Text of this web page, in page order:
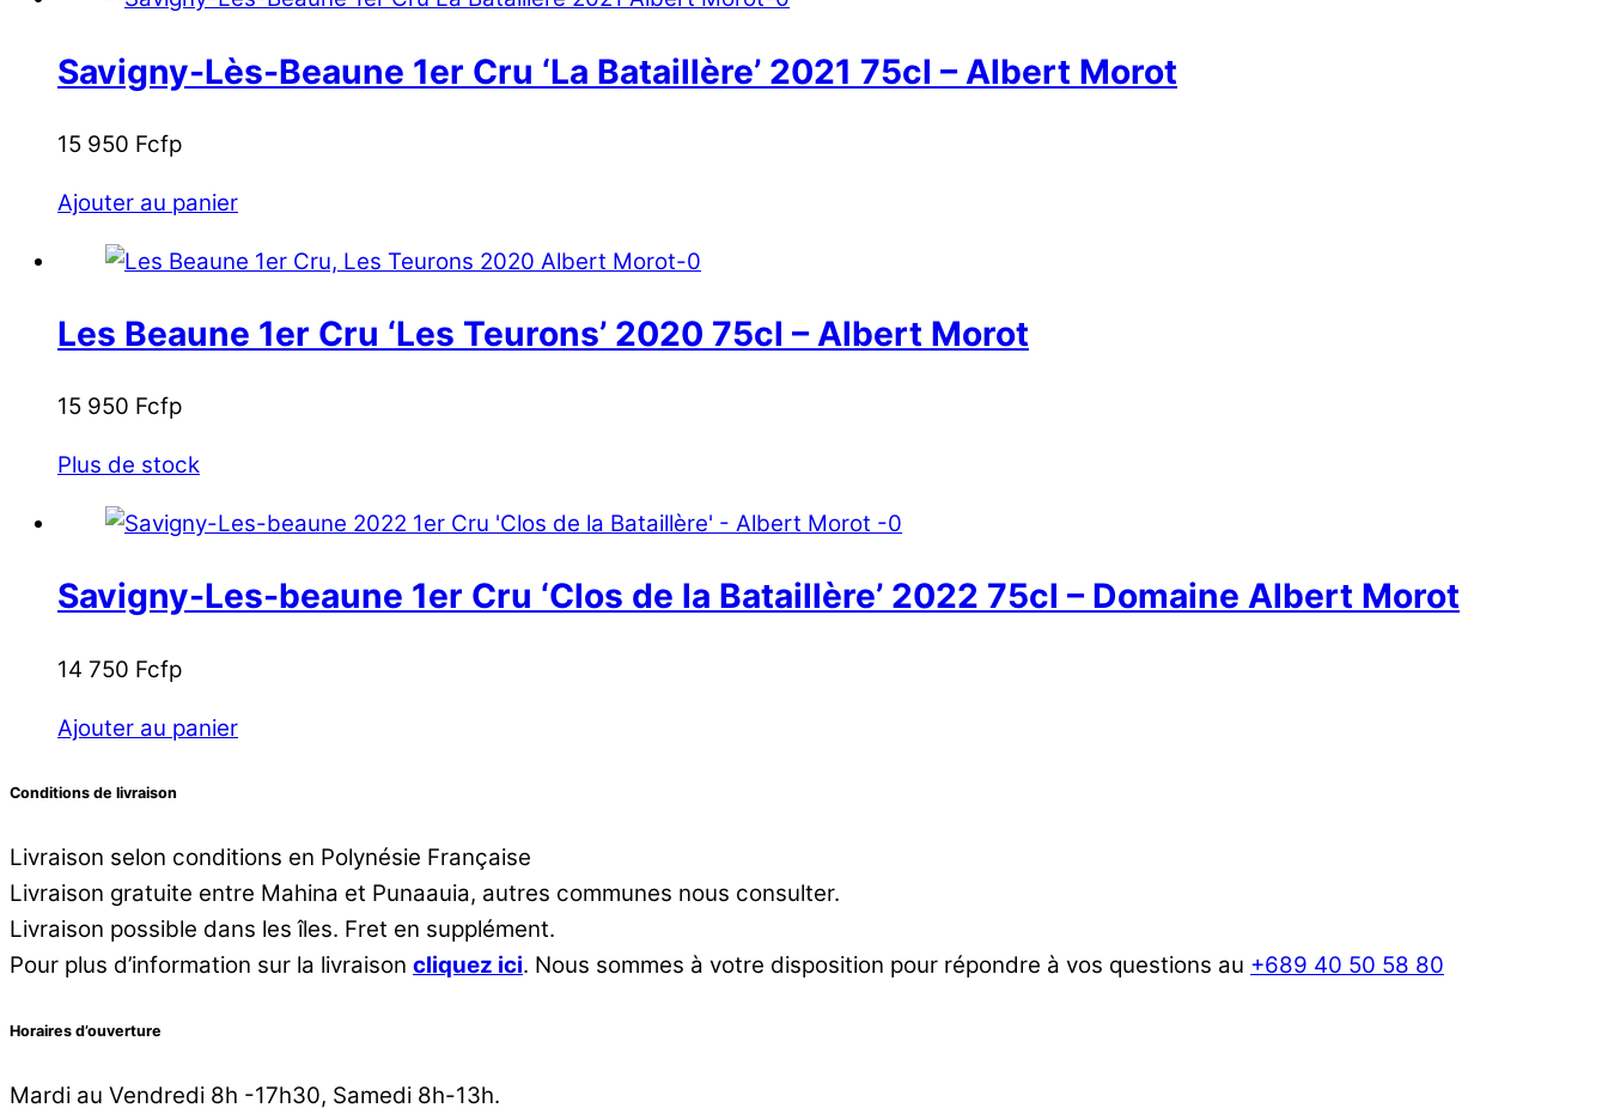
Savigny-Lès-Beaune 1er Cru ‘La Bataillère’ 2021 75cl – Albert Morot
15 950 Fcfp
Ajouter au panier
Les Beaune 1er Cru ‘Les Teurons’ 2020 75cl – Albert Morot
15 950 Fcfp
Plus de stock
Savigny-Les-beaune 1er Cru ‘Clos de la Bataillère’ 2022 75cl – Domaine Albert Morot
14 750 Fcfp
Ajouter au panier
Conditions de livraison
Livraison selon conditions en Polynésie Française
Livraison gratuite entre Mahina et Punaauia, autres communes nous consulter.
Livraison possible dans les îles. Fret en supplément.
Pour plus d’information sur la livraison cliquez ici. Nous sommes à votre disposition pour répondre à vos questions au +689 40 50 58 80
Horaires d’ouverture
Mardi au Vendredi 8h -17h30, Samedi 8h-13h.